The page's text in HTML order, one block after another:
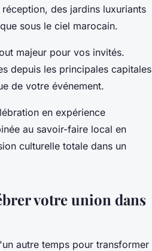
des jardins luxuriants
sous le ciel marocain.
majeur pour vos invités.
depuis les principales capitales
de votre événement.
en expérience
au savoir-faire local en
culturelle totale dans un
votre union dans
autre temps pour transformer